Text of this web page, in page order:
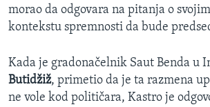
morao da odgovara na pitanja o
kontekstu spremnosti da bude
Kada je gradonačelnik Saut Benda u
Butidžiž, primetio da je ta razmena
ne vole kod političara, Kastro je